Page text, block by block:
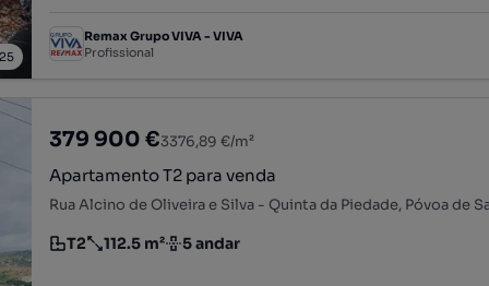
25
Remax Grupo VIVA - VIVA
Profissional
379 900 €3376,89 €/m²
Apartamento T2 para venda
Tipologia
T2
Preço por metro quadrado
112.5 m²
Andar 5 andar